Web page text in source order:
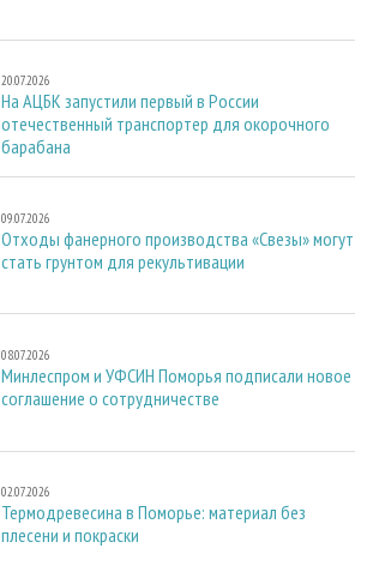
20.07.2026
На АЦБК запустили первый в России
отечественный транспортер для окорочного
барабана
09.07.2026
Отходы фанерного производства «Свезы» могут
стать грунтом для рекультивации
08.07.2026
Минлеспром и УФСИН Поморья подписали новое
соглашение о сотрудничестве
02.07.2026
Термодревесина в Поморье: материал без
плесени и покраски